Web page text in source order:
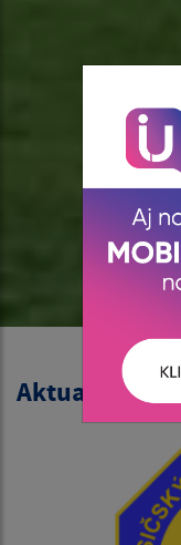
Aktuality